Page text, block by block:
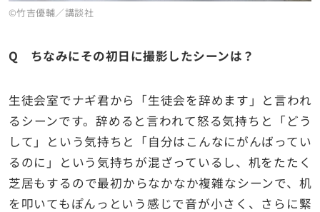
©竹吉優輔／講談社
Q ちなみにその初日に撮影したシーンは？
生徒会室でナギ君から「生徒会を辞めます」と言われ
るシーンです。辞めると言われて怒る気持ちと「どう
して」という気持ちと「自分はこんなにがんばってい
るのに」という気持ちが混ざっているし、机をたたく
芝居もするので最初からなかなか複雑なシーンで、机
を叩いてもぽんっという感じで音が小さく、さらに緊